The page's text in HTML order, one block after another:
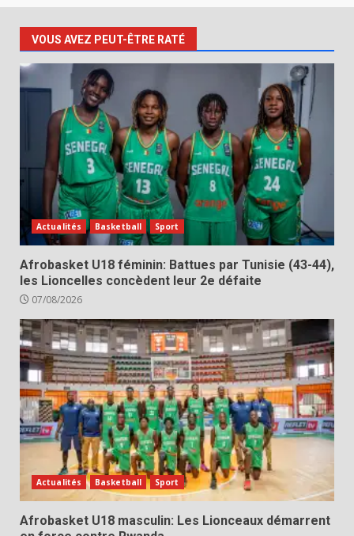
VOUS AVEZ PEUT-ÊTRE RATÉ
Actualités Basketball Sport
Afrobasket U18 féminin: Battues par Tunisie (43-44),
les Lioncelles concèdent leur 2e défaite
07/08/2026
Actualités Basketball Sport
Afrobasket U18 masculin: Les Lionceaux démarrent